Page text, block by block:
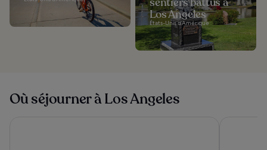
Los Angeles
États-Unis d’Amérique
Où séjourner à Los Angeles